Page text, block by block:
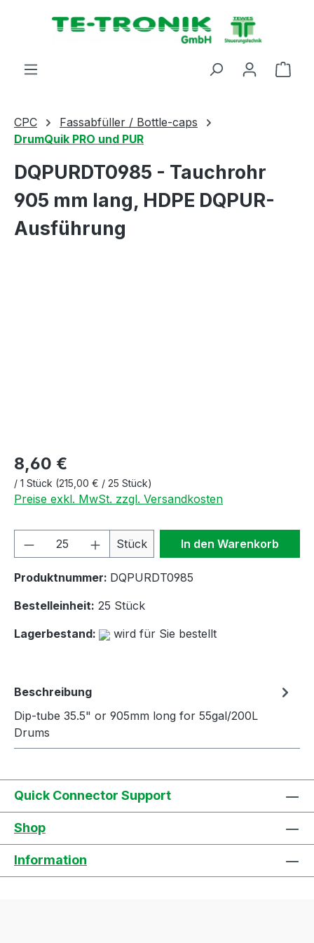
springen
CPC
Fassabfüller / Bottle-caps
DrumQuik PRO und PUR
DQPURDT0985 - Tauchrohr
905 mm lang, HDPE DQPUR-
Ausführung
8,60 €
/ 1 Stück (215,00 € / 25 Stück)
Preise exkl. MwSt. zzgl. Versandkosten
Produkt Anzahl: Gib den
Stück In den Warenkorb
Produktnummer: DQPURDT0985
Bestelleinheit: 25 Stück
Lagerbestand:
wird für Sie bestellt
Beschreibung
Dip-tube 35.5" or 905mm long for 55gal/200L
Drums
Quick Connector Support
Shop
Information